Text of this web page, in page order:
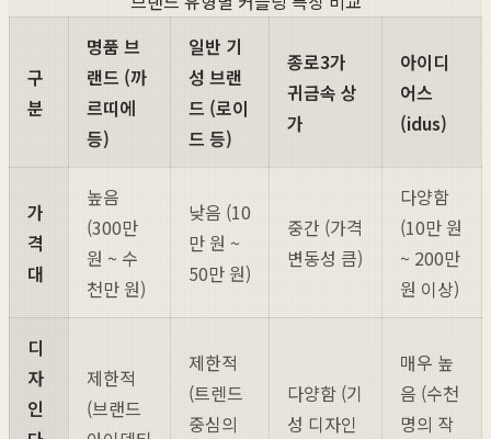
구
분
명품 브
랜드 (까
르띠에
등)
일반 기
성 브랜
드 (로이
드 등)
종로3가
귀금속 상
가
아이디
어스
(idus)
가
격
대
높음
(300만
원 ~ 수
천만 원)
낮음 (10
만 원 ~
50만 원)
중간 (가격
변동성 큼)
다양함
(10만 원
~ 200만
원 이상)
디
자
인
제한적
(브랜드
제한적
(트렌드
중심의
다양함 (기
성 디자인
매우 높
음 (수천
명의 작